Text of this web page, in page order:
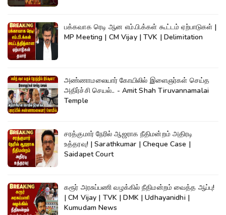
பக்கவாக ரெடி ஆன எம்.பி.க்கள் கூட்டம் ஏற்பாடுகள் |
MP Meeting | CM Vijay | TVK | Delimitation
அண்ணாமலையார் கோயிலில் இளைஞர்கள் செய்த
அதிர்ச்சி செயல்.. - Amit Shah Tiruvannamalai
Temple
சரத்குமார் நேரில் ஆஜராக நீதிமன்றம் அதிரடி
உத்தரவு! | Sarathkumar | Cheque Case |
Saidapet Court
கரூர் அரசுப்பணி வழக்கில் நீதிமன்றம் வைத்த ஆப்பு!
| CM Vijay | TVK | DMK | Udhayanidhi |
Kumudam News